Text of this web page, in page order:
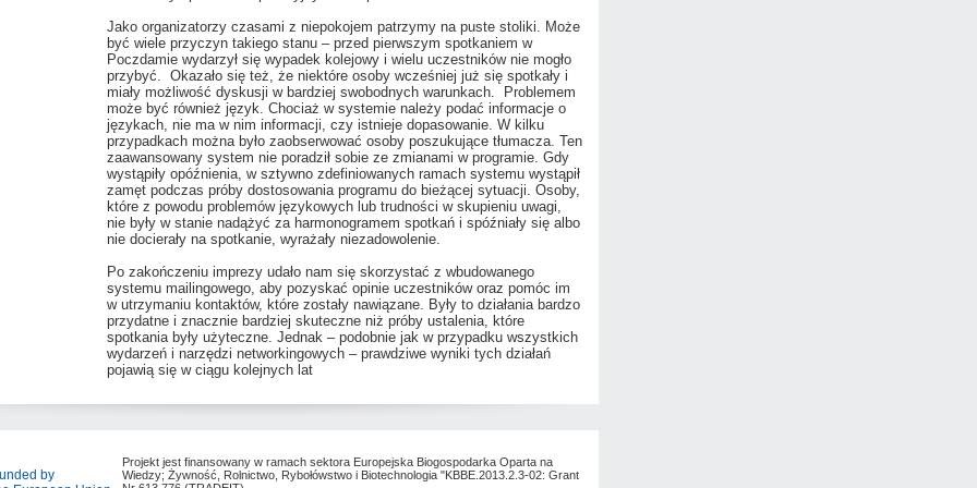
Jako organizatorzy czasami z niepokojem patrzymy na puste stoliki. Może
być wiele przyczyn takiego stanu – przed pierwszym spotkaniem w
Poczdamie wydarzył się wypadek kolejowy i wielu uczestników nie mogło
przybyć. Okazało się też, że niektóre osoby wcześniej już się spotkały i
miały możliwość dyskusji w bardziej swobodnych warunkach. Problemem
może być również język. Chociaż w systemie należy podać informacje o
językach, nie ma w nim informacji, czy istnieje dopasowanie. W kilku
przypadkach można było zaobserwować osoby poszukujące tłumacza. Ten
zaawansowany system nie poradził sobie ze zmianami w programie. Gdy
wystąpiły opóźnienia, w sztywno zdefiniowanych ramach systemu wystąpił
zamęt podczas próby dostosowania programu do bieżącej sytuacji. Osoby,
które z powodu problemów językowych lub trudności w skupieniu uwagi,
nie były w stanie nadążyć za harmonogramem spotkań i spóźniały się albo
nie docierały na spotkanie, wyrażały niezadowolenie.
Po zakończeniu imprezy udało nam się skorzystać z wbudowanego
systemu mailingowego, aby pozyskać opinie uczestników oraz pomóc im
w utrzymaniu kontaktów, które zostały nawiązane. Były to działania bardzo
przydatne i znacznie bardziej skuteczne niż próby ustalenia, które
spotkania były użyteczne. Jednak – podobnie jak w przypadku wszystkich
wydarzeń i narzędzi networkingowych – prawdziwe wyniki tych działań
pojawią się w ciągu kolejnych lat
by
Projekt jest finansowany w ramach sektora Europejska Biogospodarka Oparta na
Wiedzy; Żywność, Rolnictwo, Rybołówstwo i Biotechnologia "KBBE.2013.2.3-02: Grant